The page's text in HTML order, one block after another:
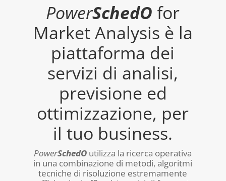
PowerSchedO for
Market Analysis è la
piattaforma dei
servizi di analisi,
previsione ed
ottimizzazione, per
il tuo business.
PowerSchedO utilizza la ricerca operativa
in una combinazione di metodi, algoritmi
tecniche di risoluzione estremamente